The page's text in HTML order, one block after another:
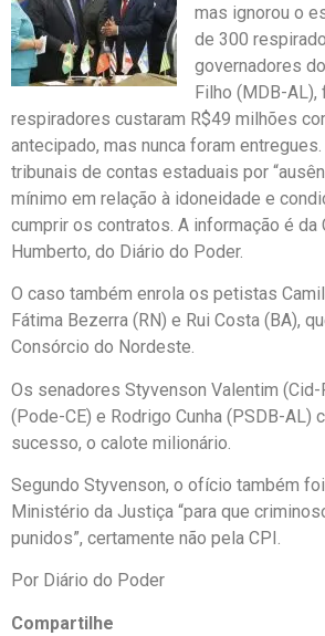
mas ignorou o
de 300
governadores
Filho (MDB-AL),
respiradores custaram R$49 milhões
antecipado, mas nunca foram
tribunais de contas estaduais por
mínimo em relação à idoneidade e
cumprir os contratos. A informação é da
Humberto, do Diário do Poder.
O caso também enrola os petistas
Fátima Bezerra (RN) e Rui Costa (BA),
Consórcio do Nordeste.
Os senadores Styvenson Valentim (Cid-
(Pode-CE) e Rodrigo Cunha (PSDB-AL)
sucesso, o calote milionário.
Segundo Styvenson, o ofício também
Ministério da Justiça “para que
punidos”, certamente não pela CPI.
Por Diário do Poder
Compartilhe